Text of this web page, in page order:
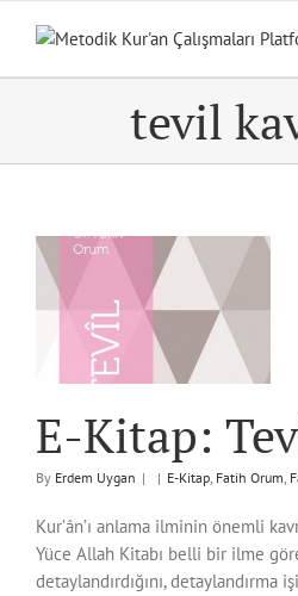
tevil
E-Kitap:
By Erdem Uygan | | E-Kitap, Fatih Orum,
Kur’ân’ı anlama ilminin önemli
Yüce Allah Kitabı belli bir ilme
detaylandırdığını, detaylandırma